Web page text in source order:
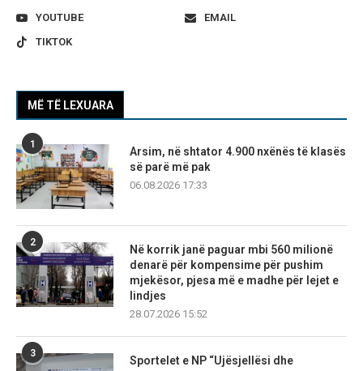
YOUTUBE
EMAIL
TIKTOK
MË TË LEXUARA
1
Arsim, në shtator 4.900 nxënës të klasës
së parë më pak
06.08.2026 17:33
2
Në korrik janë paguar mbi 560 milionë
denarë për kompensime për pushim
mjekësor, pjesa më e madhe për lejet e
lindjes
28.07.2026 15:52
3
Sportelet e NP “Ujësjellësi dhe